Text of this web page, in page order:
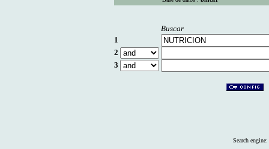
Buscar
1
2
3
Search engine: